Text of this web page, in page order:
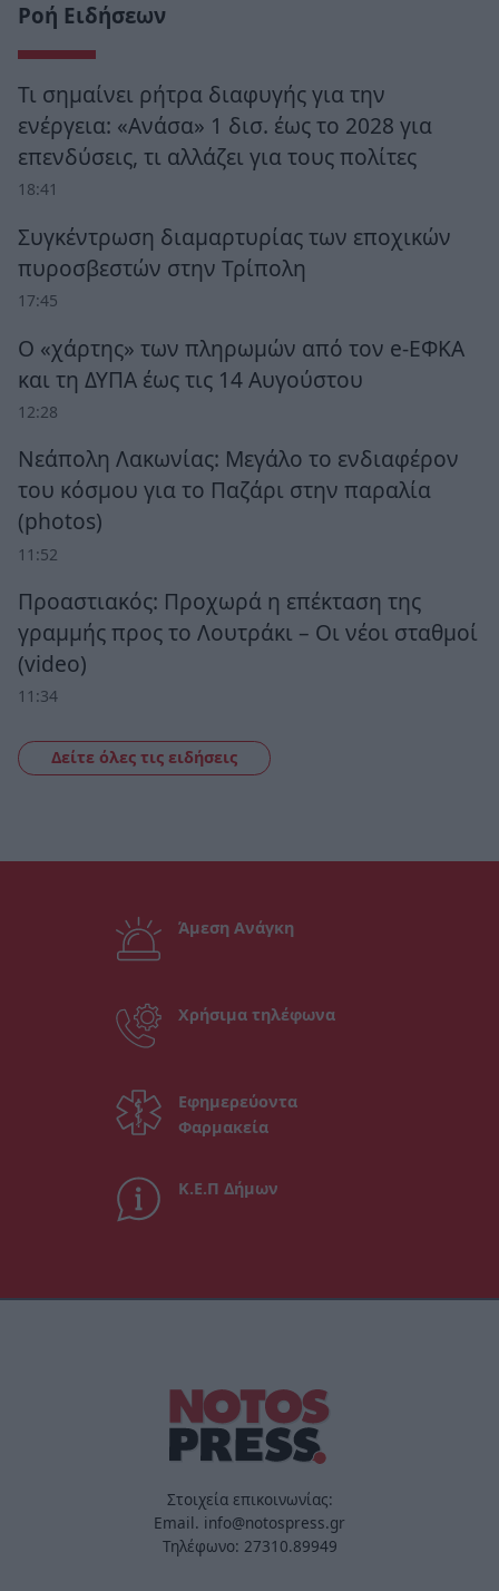
Ροή Ειδήσεων
Τι σημαίνει ρήτρα διαφυγής για την
ενέργεια: «Ανάσα» 1 δισ. έως το 2028 για
επενδύσεις, τι αλλάζει για τους πολίτες
18:41
Συγκέντρωση διαμαρτυρίας των εποχικών
πυροσβεστών στην Τρίπολη
17:45
Ο «χάρτης» των πληρωμών από τον e-ΕΦΚΑ
και τη ΔΥΠΑ έως τις 14 Αυγούστου
12:28
Νεάπολη Λακωνίας: Μεγάλο το ενδιαφέρον
του κόσμου για το Παζάρι στην παραλία
(photos)
11:52
Προαστιακός: Προχωρά η επέκταση της
γραμμής προς το Λουτράκι – Οι νέοι σταθμοί
(video)
11:34
Δείτε όλες τις ειδήσεις
Άμεση Ανάγκη
Χρήσιμα τηλέφωνα
Εφημερεύοντα
Φαρμακεία
Κ.Ε.Π Δήμων
Στοιχεία επικοινωνίας:
Email. info@notospress.gr
Τηλέφωνο: 27310.89949